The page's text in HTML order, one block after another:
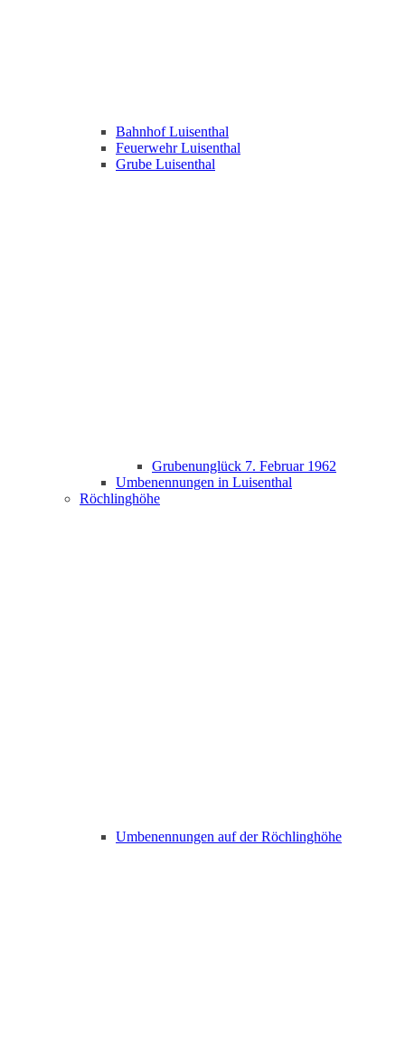
Bahnhof Luisenthal
Feuerwehr Luisenthal
Grube Luisenthal
Grubenunglück 7. Februar 1962
Umbenennungen in Luisenthal
Röchlinghöhe
Umbenennungen auf der Röchlinghöhe